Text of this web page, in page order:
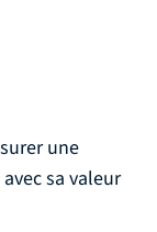
une
sa valeur